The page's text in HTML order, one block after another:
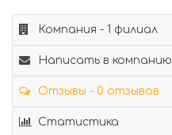
Компания - 1 филиал
Написать в компанию
Отзывы - 0 отзывов
Статистика